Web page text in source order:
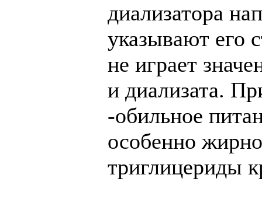
диализатора
указывают его
не играет
и диализата.
-обильное
особенно
триглицериды